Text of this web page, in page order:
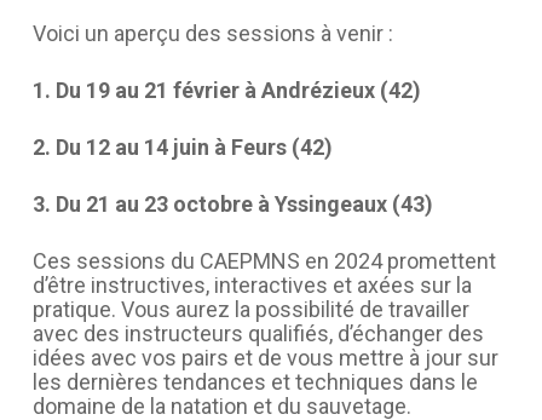
Voici un aperçu des sessions à venir :
1. Du 19 au 21 février à Andrézieux (42)
2. Du 12 au 14 juin à Feurs (42)
3. Du 21 au 23 octobre à Yssingeaux (43)
Ces sessions du CAEPMNS en 2024 promettent
d’être instructives, interactives et axées sur la
pratique. Vous aurez la possibilité de travailler
avec des instructeurs qualifiés, d’échanger des
idées avec vos pairs et de vous mettre à jour sur
les dernières tendances et techniques dans le
domaine de la natation et du sauvetage.